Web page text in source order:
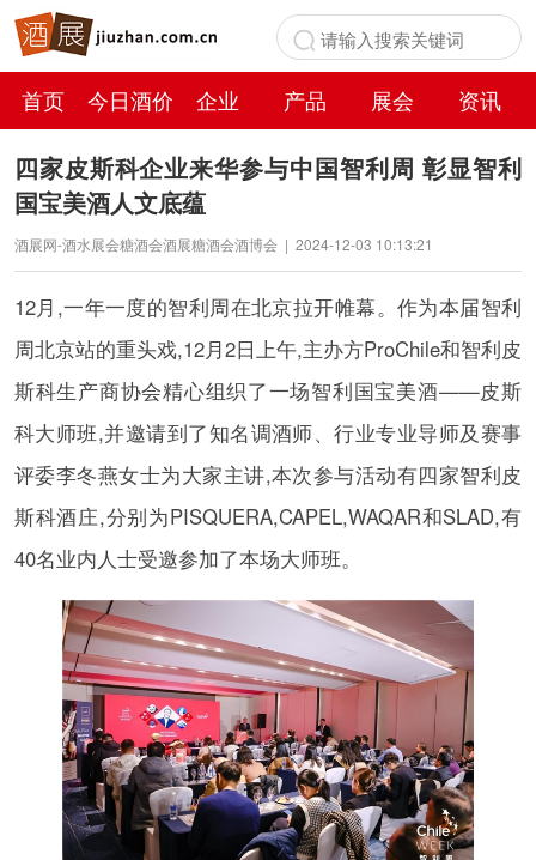
首页 今日酒价 企业 产品 展会
资讯
百科
四家皮斯科企业来华参与中国智利周 彰显智利
国宝美酒人文底蕴
酒展网-酒水展会糖酒会酒展糖酒会酒博会 | 2024-12-03 10:13:21
12月,一年一度的智利周在北京拉开帷幕。作为本届智利
周北京站的重头戏,12月2日上午,主办方ProChile和智利皮
斯科生产商协会精心组织了一场智利国宝美酒——皮斯
科大师班,并邀请到了知名调酒师、行业专业导师及赛事
评委李冬燕女士为大家主讲,本次参与活动有四家智利皮
斯科酒庄,分别为PISQUERA,CAPEL,WAQAR和SLAD,有
40名业内人士受邀参加了本场大师班。